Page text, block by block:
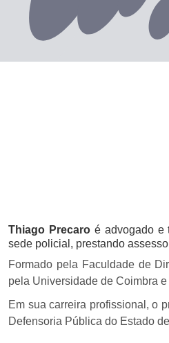
Thiago Precaro é advogado e
sede policial, prestando
Formado pela Faculdade de
pela Universidade de Coimbra e
Em sua carreira profissional, o
Defensoria Pública do Estado